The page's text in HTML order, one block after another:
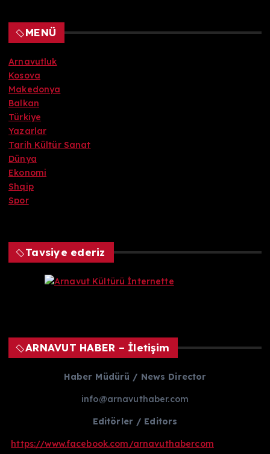
MENÜ
Arnavutluk
Kosova
Makedonya
Balkan
Türkiye
Yazarlar
Tarih Kültür Sanat
Dünya
Ekonomi
Shqip
Spor
Tavsiye ederiz
ARNAVUT HABER – İletişim
Haber Müdürü / News Director
info@arnavuthaber.com
Editörler / Editors
https://www.facebook.com/arnavuthabercom